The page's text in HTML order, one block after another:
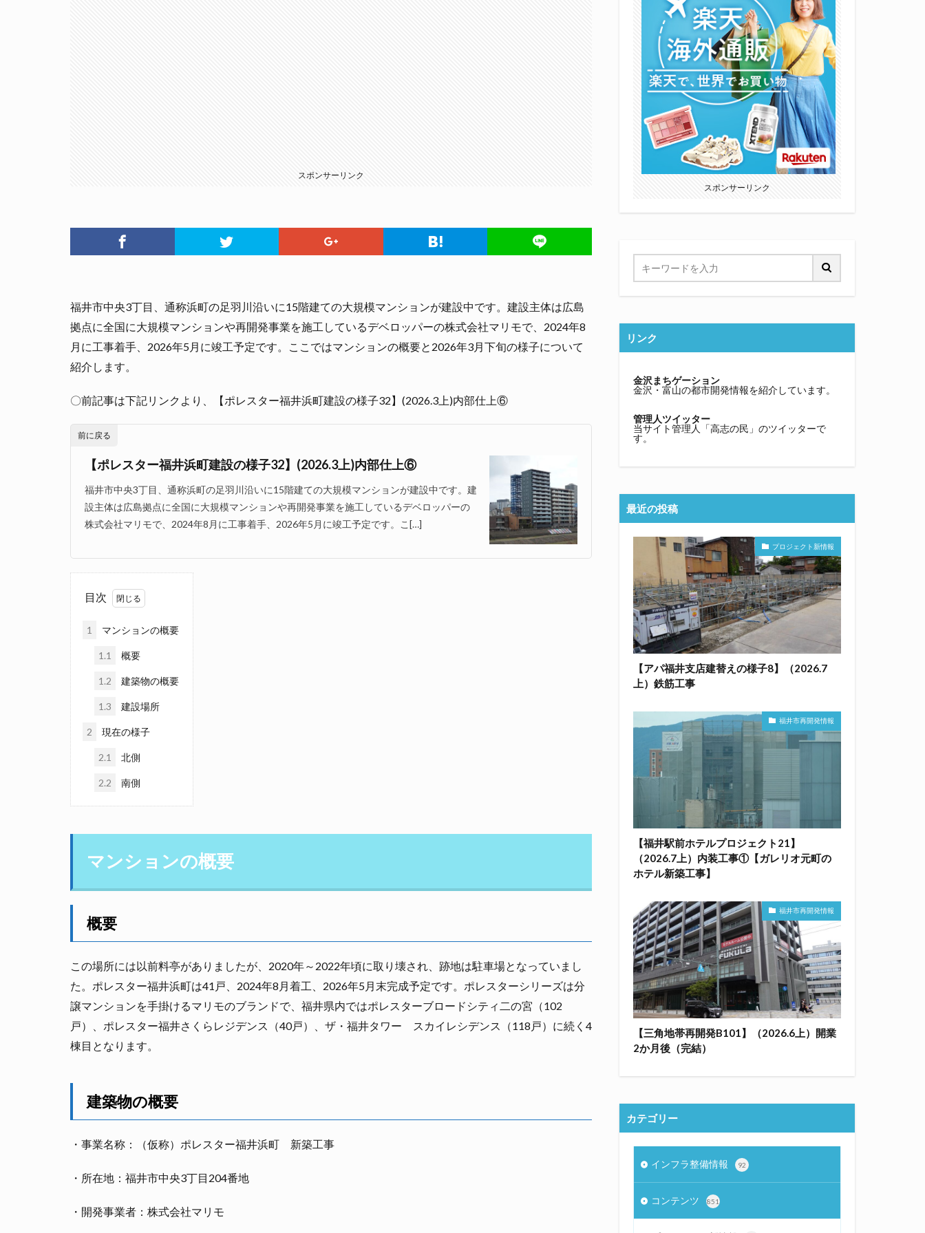
スポンサーリンク
福井市中央3丁目、通称浜町の足羽川沿いに15階建ての大規模マンションが建設中です。建設主体は広島
拠点に全国に大規模マンションや再開発事業を施工しているデベロッパーの株式会社マリモで、2024年8
月に工事着手、2026年5月に竣工予定です。ここではマンションの概要と2026年3月下旬の様子について
紹介します。
〇前記事は下記リンクより、【ポレスター福井浜町建設の様子32】(2026.3上)内部仕上⑥
前に戻る
【ポレスター福井浜町建設の様子32】(2026.3上)内部仕上⑥
福井市中央3丁目、通称浜町の足羽川沿いに15階建ての大規模マンションが建設中です。建
設主体は広島拠点に全国に大規模マンションや再開発事業を施工しているデベロッパーの
株式会社マリモで、2024年8月に工事着手、2026年5月に竣工予定です。こ[…]
目次
1 マンションの概要
1.1 概要
1.2 建築物の概要
1.3 建設場所
2 現在の様子
2.1 北側
2.2 南側
マンションの概要
概要
この場所には以前料亭がありましたが、2020年～2022年頃に取り壊され、跡地は駐車場となっていまし
た。ポレスター福井浜町は41戸、2024年8月着工、2026年5月末完成予定です。ポレスターシリーズは分
譲マンションを手掛けるマリモのブランドで、福井県内ではポレスターブロードシティ二の宮（102
戸）、ポレスター福井さくらレジデンス（40戸）、ザ・福井タワー スカイレシデンス（118戸）に続く4
棟目となります。
建築物の概要
・事業名称：（仮称）ポレスター福井浜町 新築工事
・所在地：福井市中央3丁目204番地
・開発事業者：株式会社マリモ
スポンサーリンク
リンク
金沢まちゲーション
金沢・富山の都市開発情報を紹介しています。
管理人ツイッター
当サイト管理人「高志の民」のツイッターで
す。
最近の投稿
プロジェクト新情報
【アパ福井支店建替えの様子8】（2026.7
上）鉄筋工事
福井市再開発情報
【福井駅前ホテルプロジェクト21】
（2026.7上）内装工事①【ガレリオ元町の
ホテル新築工事】
福井市再開発情報
【三角地帯再開発B101】（2026.6上）開業
2か月後（完結）
カテゴリー
インフラ整備情報 92
コンテンツ 851